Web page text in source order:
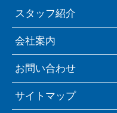
スタッフ紹介
会社案内
お問い合わせ
サイトマップ